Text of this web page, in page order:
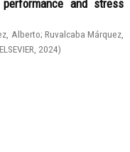
and stress
Alberto; Ruvalcaba Márquez,
ELSEVIER 2024)